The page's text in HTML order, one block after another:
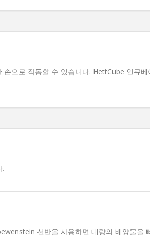
으로 작동할 수 있습니다. HettCube 인큐
.
선반을 사용하면 대량의 배양물을